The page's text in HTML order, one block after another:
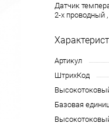
Датчик
2-х проводный
Артикул
ШтрихКод
Базовая